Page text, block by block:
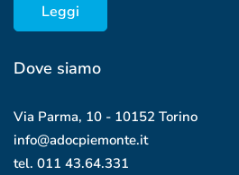
Leggi
Dove siamo
Via Parma, 10 - 10152 Torino
info@adocpiemonte.it
tel. 011 43.64.331